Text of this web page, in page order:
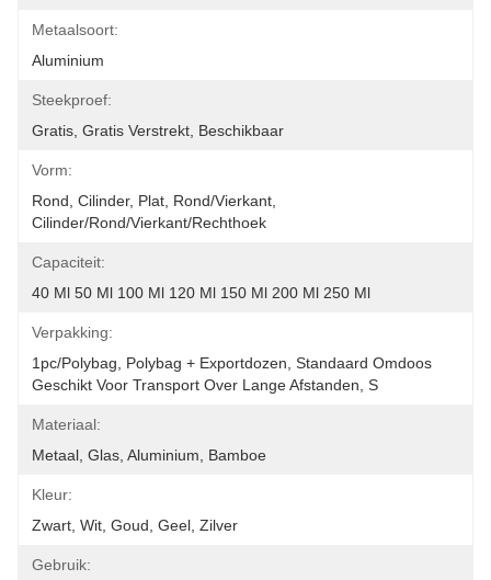
Metaalsoort:
Aluminium
Steekproef:
Gratis, Gratis Verstrekt, Beschikbaar
Vorm:
Rond, Cilinder, Plat, Rond/vierkant,
Cilinder/rond/vierkant/rechthoek
Capaciteit:
40 Ml 50 Ml 100 Ml 120 Ml 150 Ml 200 Ml 250 Ml
Verpakking:
1pc/polybag, Polybag + Exportdozen, Standaard Omdoos
Geschikt Voor Transport Over Lange Afstanden, S
Materiaal:
Metaal, Glas, Aluminium, Bamboe
Kleur:
Zwart, Wit, Goud, Geel, Zilver
Gebruik: